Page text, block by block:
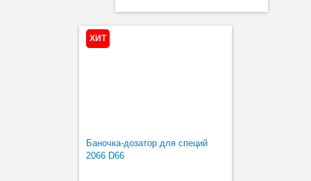
ХИТ
Баночка-дозатор для специй
2066 D66